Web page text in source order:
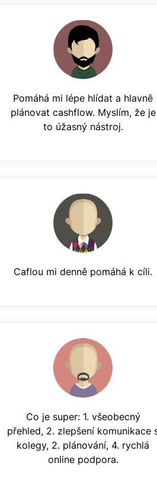
Pomáhá mi lépe hlídat a hlavně
plánovat cashflow. Myslím, že je
to úžasný nástroj.
Caflou mi denně pomáhá k cíli.
Co je super: 1. všeobecný
přehled, 2. zlepšení komunikace
kolegy, 2. plánování, 4. rychlá
online podpora.